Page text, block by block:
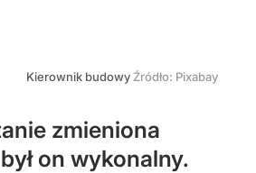
Kierownik budowy Źródło: Pixabay
zmieniona
on wykonalny.